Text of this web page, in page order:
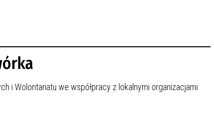
i Wolontariatu we współpracy z lokalnymi organizacjami